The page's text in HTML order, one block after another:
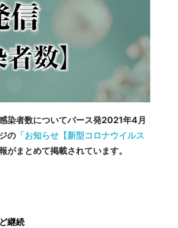
染者数についてパース発2021年4月
の 「お知らせ【新型コロナウイルス
まとめて掲載されています。
継続